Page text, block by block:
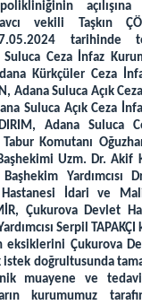
vekili Taşkın
tarihinde
Ceza İnfaz
Kürkçüler Ceza
Adana Suluca Açık
Suluca Açık Ceza
Adana Suluca
Komutanı
Uzm. Dr. Akif
Yardımcısı
İdari ve
Çukurova Devlet
Serpil TAPAKÇI
eksiklerini Çukurova
istek doğrultusunda
muayene ve
kurumumuz